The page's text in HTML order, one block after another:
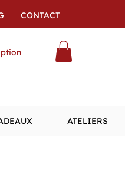
CONTACT
ATELIERS